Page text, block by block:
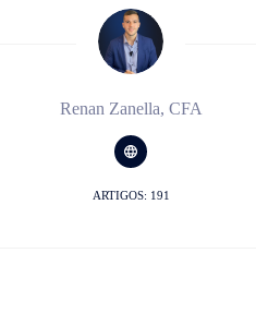
Renan Zanella, CFA
ARTIGOS: 191